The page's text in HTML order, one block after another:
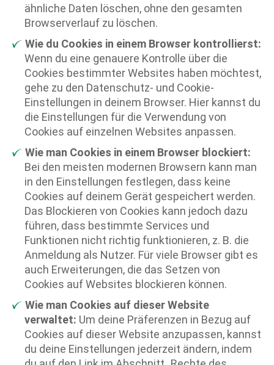
ähnliche Daten löschen, ohne den gesamten
Browserverlauf zu löschen.
Wie du Cookies in einem Browser kontrollierst:
Wenn du eine genauere Kontrolle über die
Cookies bestimmter Websites haben möchtest,
gehe zu den Datenschutz- und Cookie-
Einstellungen in deinem Browser. Hier kannst du
die Einstellungen für die Verwendung von
Cookies auf einzelnen Websites anpassen.
Wie man Cookies in einem Browser blockiert:
Bei den meisten modernen Browsern kann man
in den Einstellungen festlegen, dass keine
Cookies auf deinem Gerät gespeichert werden.
Das Blockieren von Cookies kann jedoch dazu
führen, dass bestimmte Services und
Funktionen nicht richtig funktionieren, z. B. die
Anmeldung als Nutzer. Für viele Browser gibt es
auch Erweiterungen, die das Setzen von
Cookies auf Websites blockieren können.
Wie man Cookies auf dieser Website
verwaltet: Um deine Präferenzen in Bezug auf
Cookies auf dieser Website anzupassen, kannst
du deine Einstellungen jederzeit ändern, indem